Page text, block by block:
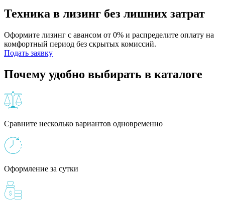
Техника в лизинг без лишних затрат
Оформите лизинг с авансом от 0% и распределите оплату на
комфортный период без скрытых комиссий.
Подать заявку
Почему удобно выбирать в каталоге
Сравните несколько вариантов одновременно
Оформление за сутки